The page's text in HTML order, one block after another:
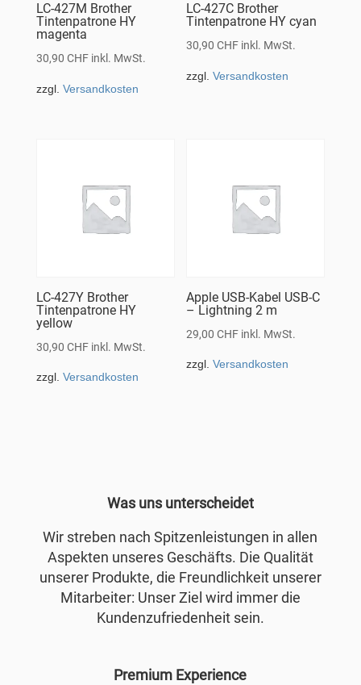
LC-427M Brother
Tintenpatrone HY
magenta
30,90 CHF inkl. MwSt.
zzgl. Versandkosten
LC-427C Brother
Tintenpatrone HY cyan
30,90CHF inkl. MwSt.
zzgl.Versandkosten
LC-427Y Brother
Tintenpatrone HY
yellow
30,90 CHF inkl. MwSt.
zzgl. Versandkosten
Apple USB-Kabel USB-C
– Lightning 2 m
29,00CHF inkl. MwSt.
zzgl.Versandkosten
Was uns unterscheidet
Wir streben nach Spitzenleistungen in allen
Aspekten unseres Geschäfts. Die Qualität
unserer Produkte, die Freundlichkeit unserer
Mitarbeiter: Unser Ziel wird immer die
Kundenzufriedenheit sein.
Premium Experience